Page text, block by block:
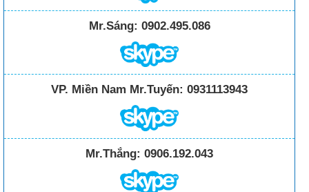
Mr.Sáng: 0902.495.086
VP. Miền Nam Mr.Tuyến: 0931113943
Mr.Thắng: 0906.192.043